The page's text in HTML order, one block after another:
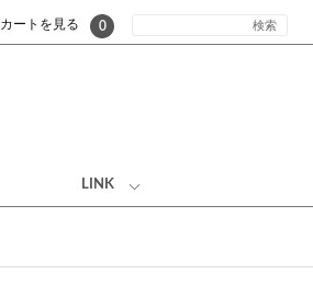
カートを見る 0
LINK